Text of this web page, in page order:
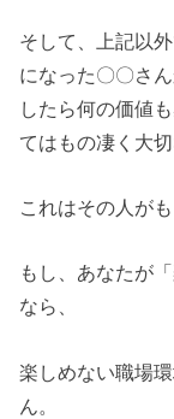
そして、上記以
になった〇〇さ
したら何の価値
てはもの凄く大
これはその人が
もし、あなたが
なら、
楽しめない職場
ん。